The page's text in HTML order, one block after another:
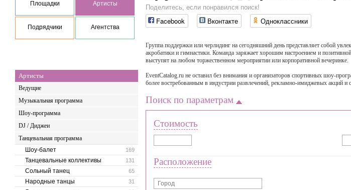
Площадки Артисты
Подрядчики Агентства
Артисты
Ведущие
Музыкальная программа
Шоу-программа
DJ / Диджеи
Танцевальная программа
169
Шоу-балет
131
Танцевальные коллективы
65
Сольный танец
31
Народные танцы
Поделитесь, если понравился поиск!
Facebook Вконтакте Одноклассники
Группа поддержки или черлидинг на сегодняшний день представляет собой
акробатики и гимнастики. Команда заряжает хорошим настроением и
выступят на любом торжественном мероприятии или корпоративной вечеринке.
EventCatalog.ru не оставил без внимания и организаторов спортивных шоу-
более востребованным в индустрии развлечений, рекламно-имиджевых акций
Поиск по параметрам
Стоимость
Расположение